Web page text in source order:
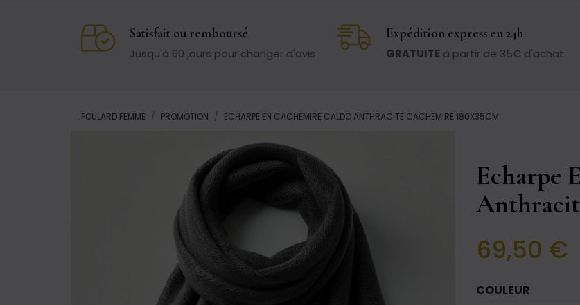
Satisfait ou remboursé
Jusqu'à 60 jours pour changer d'avis
Expédition express en 24h
GRATUITE à partir de 35€ d'achat
FOULARD FEMME PROMOTION ECHARPE EN CACHEMIRE CALDO ANTHRACITE CACHEMIRE 180X35CM
Echarpe
69,50 €
COULEUR